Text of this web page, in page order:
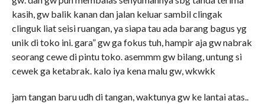
kasih, gw balik kanan dan jalan keluar sambil clingak
clinguk liat seisi ruangan, ya siapa tau ada barang bagus yg
unik di toko ini. gara” gw ga fokus tuh, hampir aja gw nabrak
seorang cewe di pintu toko. asemmm gw bilang, untung si
cewek ga ketabrak. kalo iya kena malu gw, wkwkk
jam tangan baru udh di tangan, waktunya gw ke lantai atas..